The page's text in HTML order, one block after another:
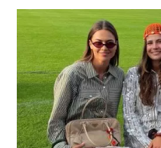
NOVO
CHINELO
DE
SALTO
DA
HAVAIANAS?